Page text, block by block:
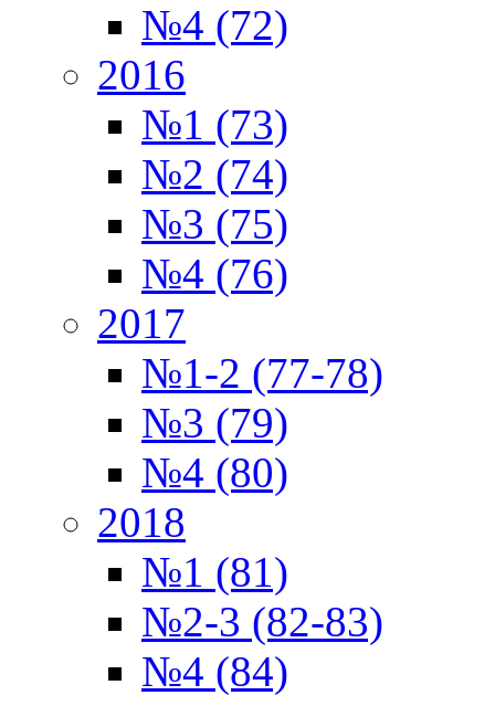
№4 (72)
2016
№1 (73)
№2 (74)
№3 (75)
№4 (76)
2017
№1-2 (77-78)
№3 (79)
№4 (80)
2018
№1 (81)
№2-3 (82-83)
№4 (84)